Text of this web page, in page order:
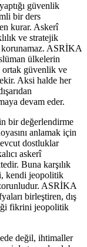
güvenlik
bir ders
kurar. Askerî
ve stratejik
korunamaz. ASRİKA
ülkelerin
ortak güvenlik ve
Aksi halde her
devam eder.
bir değerlendirme
anlamak için
dostluklar
askerî
Buna karşılık
kendi jeopolitik
ASRİKA
birleştiren, dış
fikrini jeopolitik
değil, ihtimaller